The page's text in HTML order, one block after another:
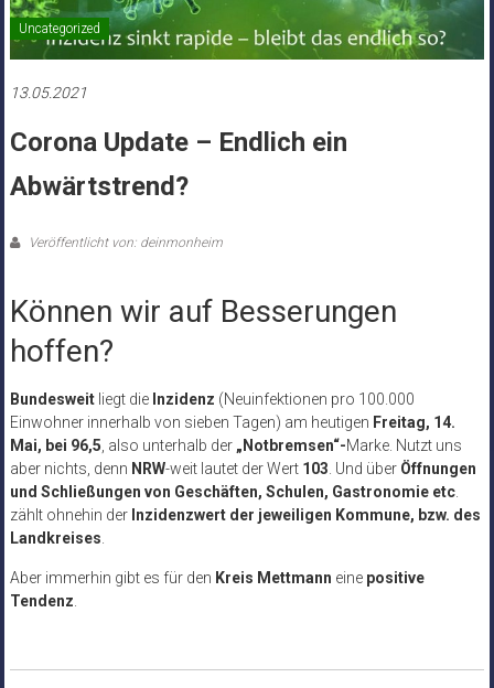
Uncategorized
13.05.2021
Corona Update – Endlich ein
Abwärtstrend?
Veröffentlicht von: deinmonheim
Können wir auf Besserungen
hoffen?
Bundesweitliegt die Inzidenz (Neuinfektionen pro 100.000
Einwohner innerhalb von sieben Tagen) am heutigen Freitag, 14.
Mai, bei 96,5 , also unterhalb der „Notbremsen“-Marke. Nutzt uns
aber nichts, denn NRW-weit lautet der Wert 103 . Und über Öffnungen
und Schließungen von Geschäften, Schulen, Gastronomie etc.
zählt ohnehin der Inzidenzwert der jeweiligen Kommune, bzw. des
Landkreises
Aber immerhin gibt es für den Kreis Mettmann eine positive
Tendenz